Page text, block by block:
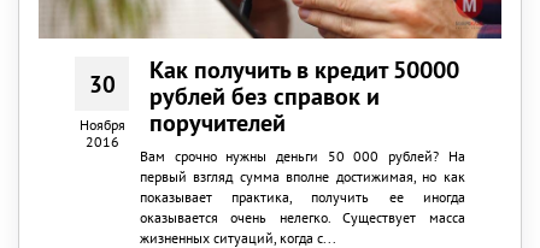
30
Ноября
2016
Как получить в кредит 50000
рублей без справок и
поручителей
Вам срочно нужны деньги 50 000 рублей? На
первый взгляд сумма вполне достижимая, но как
показывает практика, получить ее иногда
оказывается очень нелегко. Существует масса
жизненных ситуаций, когда с...